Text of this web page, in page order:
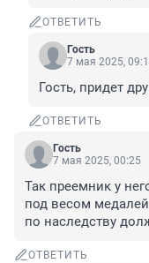
ОТВЕТИТЬ
Гость
7 мая 2025,
Гость, придет
ОТВЕТИТЬ
Гость
7 мая 2025, 00:25
Так преемник у
под весом
по наследству
ОТВЕТИТЬ